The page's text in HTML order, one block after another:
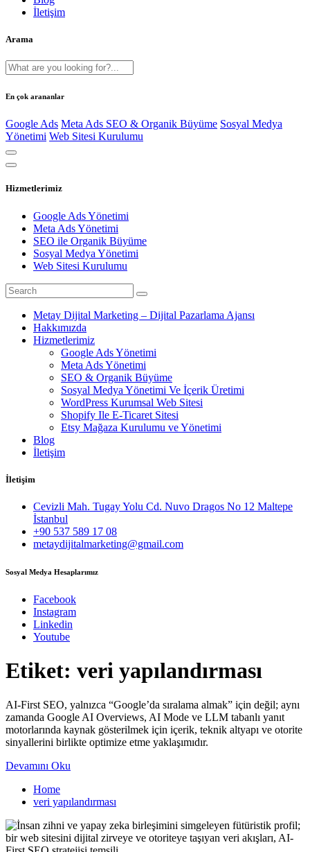
İletişim
Arama
En çok arananlar
Google Ads Meta Ads SEO & Organik Büyüme Sosyal Medya
Yönetimi Web Sitesi Kurulumu
Hizmetlerimiz
Google Ads Yönetimi
Meta Ads Yönetimi
SEO ile Organik Büyüme
Sosyal Medya Yönetimi
Web Sitesi Kurulumu
Metay Dijital Marketing – Dijital Pazarlama Ajansı
Hakkımızda
Hizmetlerimiz
Google Ads Yönetimi
Meta Ads Yönetimi
SEO & Organik Büyüme
Sosyal Medya Yönetimi Ve İçerik Üretimi
WordPress Kurumsal Web Sitesi
Shopify Ile E-Ticaret Sitesi
Etsy Mağaza Kurulumu ve Yönetimi
Blog
İletişim
İletişim
Cevizli Mah. Tugay Yolu Cd. Nuvo Dragos No 12 Maltepe
İstanbul
+90 537 589 17 08
metaydijitalmarketing@gmail.com
Sosyal Medya Hesaplarımız
Facebook
Instagram
Linkedin
Youtube
Etiket: veri yapılandırması
AI-First SEO, yalnızca “Google’da sıralama almak” için değil; aynı
zamanda Google AI Overviews, AI Mode ve LLM tabanlı yanıt
motorlarında kaynak gösterilmek için içerik, teknik altyapı ve otorite
sinyallerini birlikte optimize etme yaklaşımıdır.
Devamını Oku
Home
veri yapılandırması